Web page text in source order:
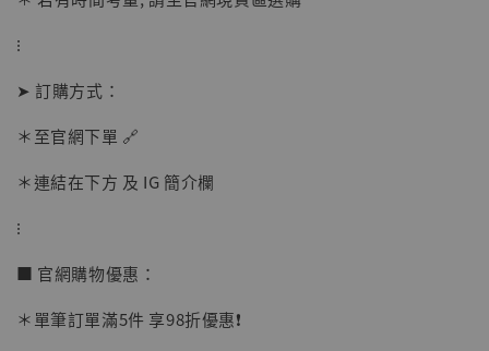
NT$ 1,870
⁝
➤ 訂購方式：
＊至官網下單 🔗
＊連結在下方 及 IG 簡介欄
⁝
■ 官網購物優惠：
＊單筆訂單滿5件 享98折優惠❗️